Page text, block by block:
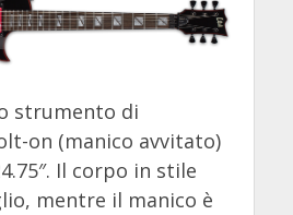
strumento di
on (manico avvitato)
Il corpo in stile
mentre il manico è